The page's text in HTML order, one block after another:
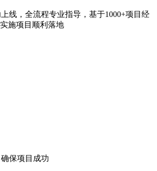
线，全流程专业指导，基于1000+项目经
施项目顺利落地
保项目成功